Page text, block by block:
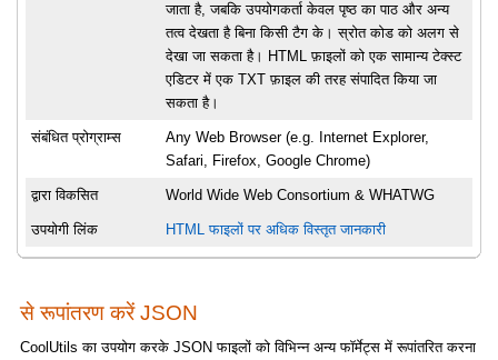
जाता है, जबकि उपयोगकर्ता केवल पृष्ठ का पाठ और अन्य
तत्व देखता है बिना किसी टैग के। स्रोत कोड को अलग से
देखा जा सकता है। HTML फ़ाइलों को एक सामान्य टेक्स्ट
एडिटर में एक TXT फ़ाइल की तरह संपादित किया जा
सकता है।
संबंधित प्रोग्राम्स
Any Web Browser (e.g. Internet Explorer,
Safari, Firefox, Google Chrome)
द्वारा विकसित World Wide Web Consortium & WHATWG
उपयोगी लिंक HTML फाइलों पर अधिक विस्तृत जानकारी
से रूपांतरण करें JSON
CoolUtils का उपयोग करके JSON फाइलों को विभिन्न अन्य फॉर्मेट्स में रूपांतरित करना